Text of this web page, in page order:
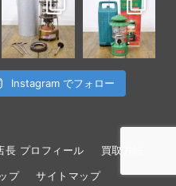
Instagram でフォロー
長 プロフィール 買取方法
プ サイトマップ